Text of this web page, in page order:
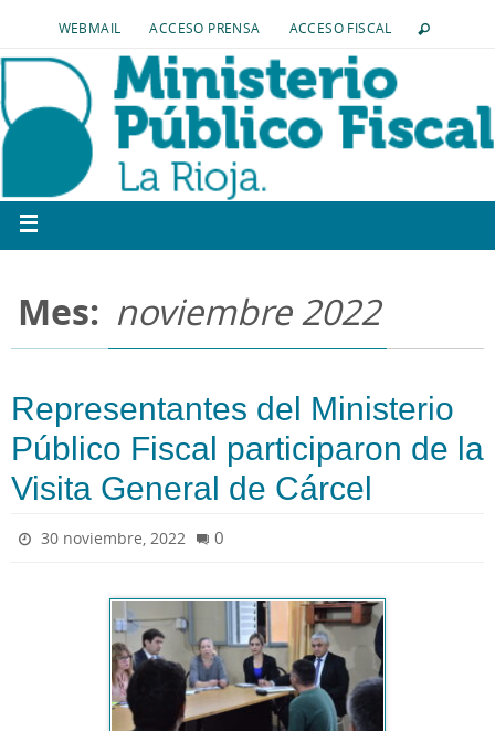
WEBMAIL ACCESO PRENSA ACCESO FISCAL
Mes: noviembre 2022
Representantes del Ministerio
Público Fiscal participaron de la
Visita General de Cárcel
30 noviembre, 2022 0